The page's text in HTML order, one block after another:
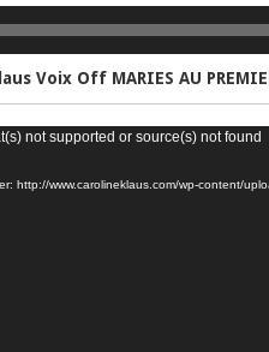
not supported or source(s) not found
http://www.carolineklaus.com/wp-content/